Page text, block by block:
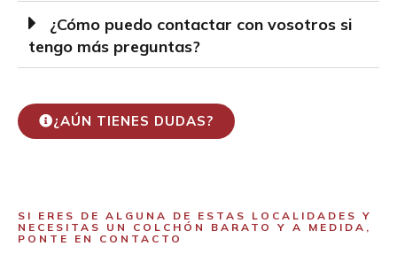
¿Cómo puedo contactar con vosotros si
tengo más preguntas?
¿AÚN TIENES DUDAS?
SI ERES DE ALGUNA DE ESTAS LOCALIDADES Y
NECESITAS UN COLCHÓN BARATO Y A MEDIDA,
PONTE EN CONTACTO